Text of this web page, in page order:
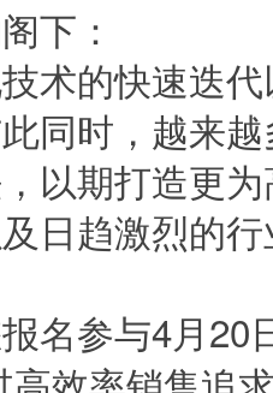
下：
术的快速迭
同时，越来
以期打造更
日趋激烈的
名参与4月20